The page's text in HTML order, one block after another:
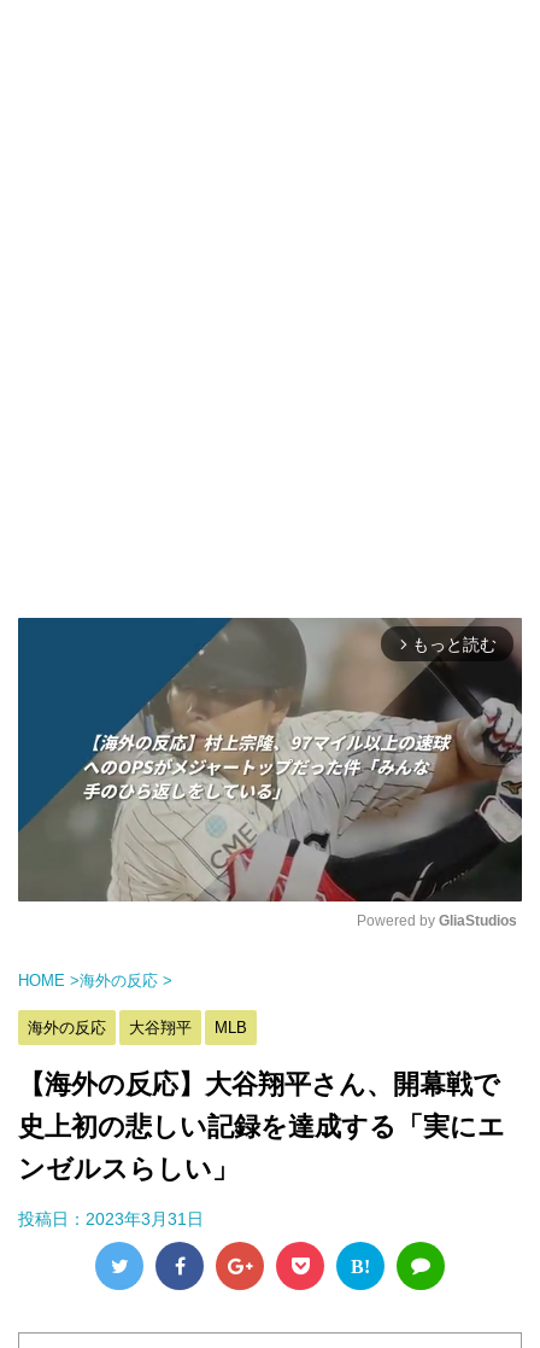
arrow_forward_ios もっと読む
Powered by GliaStudios
HOME >海外の反応 >
海外の反応 大谷翔平 MLB
【海外の反応】大谷翔平さん、開幕戦で
史上初の悲しい記録を達成する「実にエ
ンゼルスらしい」
投稿日： 2023年3月31日
B!